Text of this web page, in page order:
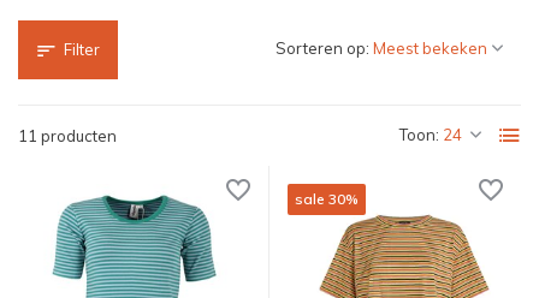
Filter
11 producten Toon:
Sorteren op:
sale 30%